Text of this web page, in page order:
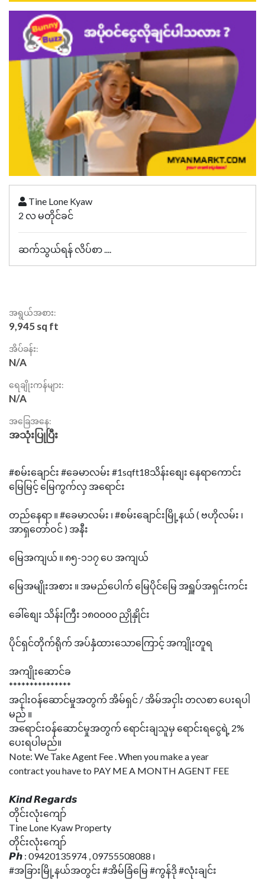
Tine Lone Kyaw
2 လ မတိုင်ခင်
ဆက်သွယ်ရန် လိပ်စာ ....
အရွယ်အစား:
9,945 sq ft
အိပ်ခန်း:
N/A
ရေချိုးကန်များ:
N/A
အခြေအနေ:
အသုံးပြုပြီး
#စမ်းချောင်း #ခေမာလမ်း #1sqft18သိန်းစျေး နေရာကောင်း
မြေမြင့် မြေကွက်လှ အရောင်း
တည်နေရာ ။ #ခေမာလမ်း ၊ #စမ်းချောင်းမြို့နယ် ( ဗဟိုလမ်း ၊
အာရှတော်ဝင် ) အနီး
မြေအကျယ် ။ ၈၅-၁၁၇ ပေ အကျယ်
မြေအမျိုးအစား ။ အမည်ပေါက် မြေပိုင်မြေ အရှူပ်အရှင်းကင်း
ခေါ်စျေး သိန်းကြီး ၁၈၀၀၀၀ ညှိုနှိုင်း
ပိုင်ရှင်တိုက်ရိုက် အပ်နှံထားသောကြောင့် အကျိုးတူရ
အကျိုးဆောင်ခ
***************
အငှါးဝန်ဆောင်မှုအတွက် အိမ်ရှင် / အိမ်အငှါး တလစာ ပေးရပါ
မည် ။
အရောင်းဝန်ဆောင်မှုအတွက် ရောင်းချသူမှ ရောင်းရငွေရဲ့ 2%
ပေးရပါမည်။
Note: We Take Agent Fee . When you make a year
contract you have to PAY ME A MONTH AGENT FEE
𝙆𝙞𝙣𝙙 𝙍𝙚𝙜𝙖𝙧𝙙𝙨
တိုင်းလုံးကျော်
Tine Lone Kyaw Property
တိုင်းလုံးကျော်
𝙋𝙝 : 09420135974 , 09755508088 ၊